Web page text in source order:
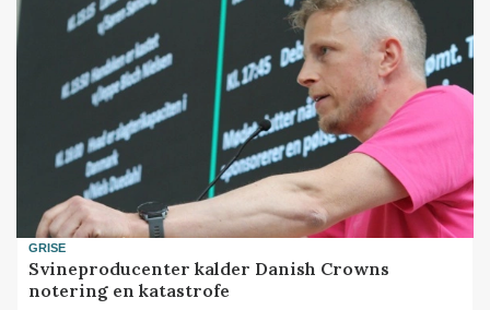
GRISE
Svineproducenter kalder Danish Crowns
notering en katastrofe